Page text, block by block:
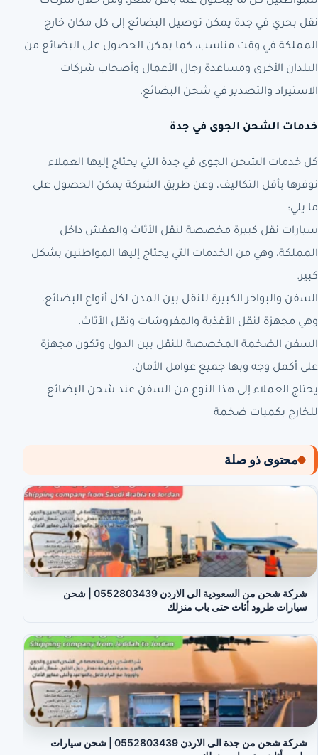
نقل بحري في جدة يمكن توصيل البضائع إلى كل مكان خارج
المملكة في وقت مناسب، كما يمكن الحصول على البضائع من
البلدان الأخرى ومساعدة رجال الأعمال وأصحاب شركات
الاستيراد والتصدير في شحن البضائع.
خدمات الشحن الجوى في جدة
كل خدمات الشحن الجوى في جدة التي يحتاج إليها العملاء
نوفرها بأقل التكاليف، وعن طريق الشركة يمكن الحصول على
ما يلي:
سيارات نقل كبيرة مخصصة لنقل الأثاث والعفش داخل
المملكة، وهي من الخدمات التي يحتاج إليها المواطنين بشكل
كبير.
السفن والبواخر الكبيرة للنقل بين المدن لكل أنواع البضائع،
وهي مجهزة لنقل الأغذية والمفروشات ونقل الأثاث.
السفن الضخمة المخصصة للنقل بين الدول وتكون مجهزة
على أكمل وجه وبها جميع عوامل الأمان.
يحتاج العملاء إلى هذا النوع من السفن عند شحن البضائع
للخارج بكميات ضخمة
محتوى ذو صلة
شركة شحن من السعودية الى الاردن 0552803439 | شحن
سيارات طرود أثاث حتى باب منزلك
شركة شحن من جدة الى الاردن 0552803439 | شحن سيارات